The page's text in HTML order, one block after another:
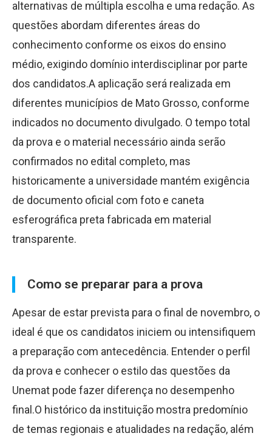
alternativas de múltipla escolha e uma redação. As
questões abordam diferentes áreas do
conhecimento conforme os eixos do ensino
médio, exigindo domínio interdisciplinar por parte
dos candidatos.A aplicação será realizada em
diferentes municípios de Mato Grosso, conforme
indicados no documento divulgado. O tempo total
da prova e o material necessário ainda serão
confirmados no edital completo, mas
historicamente a universidade mantém exigência
de documento oficial com foto e caneta
esferográfica preta fabricada em material
transparente.
Como se preparar para a prova
Apesar de estar prevista para o final de novembro, o
ideal é que os candidatos iniciem ou intensifiquem
a preparação com antecedência. Entender o perfil
da prova e conhecer o estilo das questões da
Unemat pode fazer diferença no desempenho
final.O histórico da instituição mostra predomínio
de temas regionais e atualidades na redação, além